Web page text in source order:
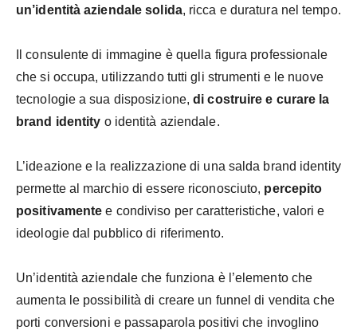
un’identità aziendale solida, ricca e duratura nel tempo.
Il consulente di immagine è quella figura professionale
che si occupa, utilizzando tutti gli strumenti e le nuove
tecnologie a sua disposizione,di costruire e curare la
brand identity o identità aziendale.
L’ideazione e la realizzazione di una salda brand identity
permette al marchio di essere riconosciuto, percepito
positivamente e condiviso per caratteristiche, valori e
ideologie dal pubblico di riferimento.
Un’identità aziendale che funziona è l’elemento che
aumenta le possibilità di creare un funnel di vendita che
porti conversioni e passaparola positivi che invoglino